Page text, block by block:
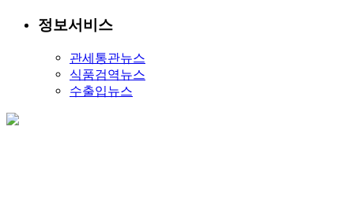
정보서비스
관세통관뉴스
식품검역뉴스
수출입뉴스